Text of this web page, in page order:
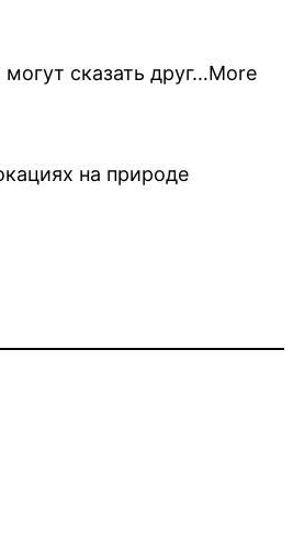
сказать друг…More
на природе